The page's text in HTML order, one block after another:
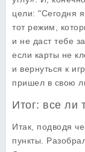
цели: "Сегодня
тот режим,
и не даст тебе
если карты не
и вернуться к
пришел в свою
Итог: все ли
Итак, подводя
пункты.